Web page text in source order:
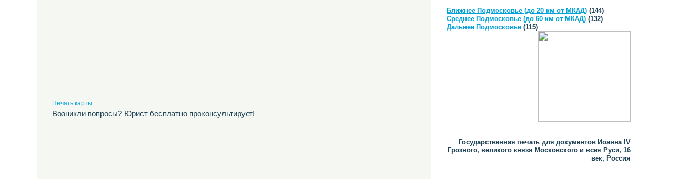
Печать карты
Возникли вопросы? Юрист бесплатно проконсультирует!
Ближнее Подмосковье (до 20 км от МКАД) (144)
Среднее Подмосковье (до 60 км от МКАД) (132)
Дальнее Подмосковье (115)
Государственная печать для документов Иоанна IV
Грозного, великого князя Московского и всея Руси, 16
век, Россия